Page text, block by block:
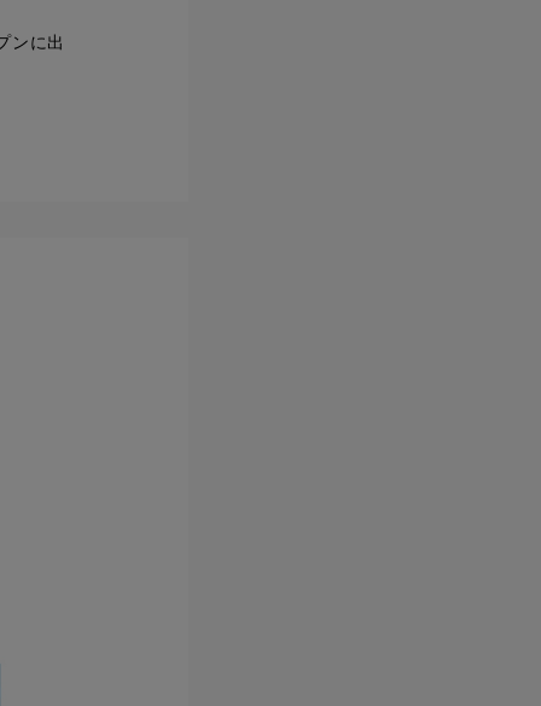
ンに出